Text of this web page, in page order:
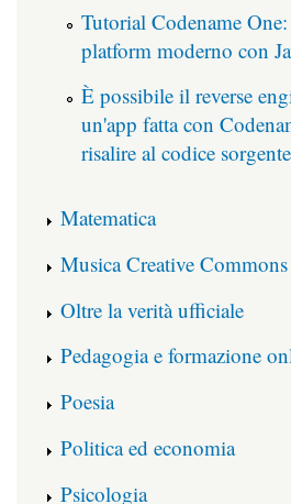
Tutorial Codename
platform moderno con
È possibile il reverse
un'app fatta con
risalire al codice
Matematica
Musica Creative Commons
Oltre la verità ufficiale
Pedagogia e formazione
Poesia
Politica ed economia
Psicologia